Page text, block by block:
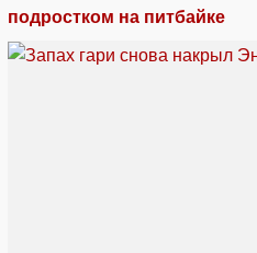
подростком на питбайке